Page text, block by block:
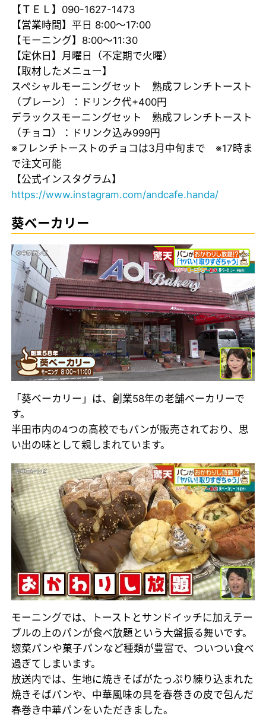
【ＴＥＬ】090-1627-1473
【営業時間】平日 8:00～17:00
【モーニング】8:00～11:30
【定休日】月曜日（不定期で火曜）
【取材したメニュー】
スペシャルモーニングセット 熟成フレンチトースト
（プレーン）：ドリンク代+400円
デラックスモーニングセット 熟成フレンチトースト
（チョコ）：ドリンク込み999円
※フレンチトーストのチョコは3月中旬まで ※17時ま
で注文可能
【公式インスタグラム】
https://www.instagram.com/andcafe.handa/
葵ベーカリー
「葵ベーカリー」は、創業58年の老舗ベーカリーで
す。
半田市内の4つの高校でもパンが販売されており、思
い出の味として親しまれています。
モーニングでは、トーストとサンドイッチに加えテー
ブルの上のパンが食べ放題という大盤振る舞いです。
惣菜パンや菓子パンなど種類が豊富で、ついつい食べ
過ぎてしまいます。
放送内では、生地に焼きそばがたっぷり練り込まれた
焼きそばパンや、中華風味の具を春巻きの皮で包んだ
春巻き中華パンをいただきました。